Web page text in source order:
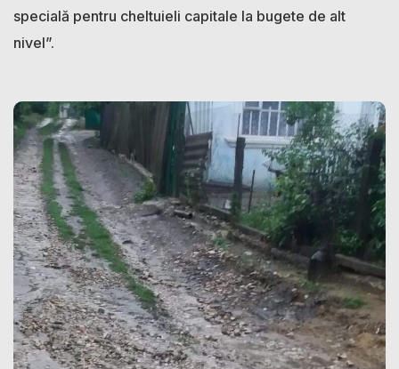
specială pentru cheltuieli capitale la bugete de alt
nivel”.